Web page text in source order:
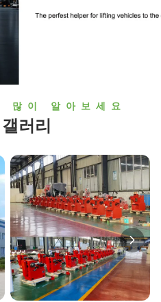
이 알아보세요
러리